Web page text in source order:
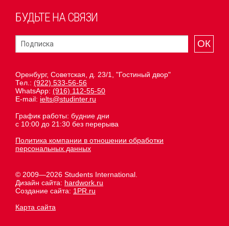
БУДЬТЕ НА СВЯЗИ
ОК
Оренбург, Советская, д. 23/1, "Гостиный двор"
Тел.: (922) 533-56-56
WhatsApp: (916) 112-55-50
E-mail: ielts@studinter.ru
График работы: будние дни
с 10:00 до 21:30 без перерыва
Политика компании в отношении обработки
персональных данных
© 2009—2026 Students International.
Дизайн сайта: hardwork.ru
Создание сайта: 1PR.ru
Карта сайта